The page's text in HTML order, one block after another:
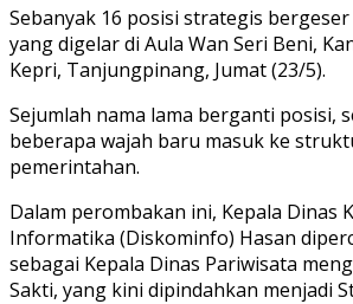
Sebanyak 16 posisi strategis
yang digelar di Aula Wan Seri Beni,
Kepri, Tanjungpinang, Jumat (23/5).
Sejumlah nama lama berganti posisi,
beberapa wajah baru masuk ke
pemerintahan.
Dalam perombakan ini, Kepala Dinas
Informatika (Diskominfo) Hasan
sebagai Kepala Dinas Pariwisata
Sakti, yang kini dipindahkan menjadi